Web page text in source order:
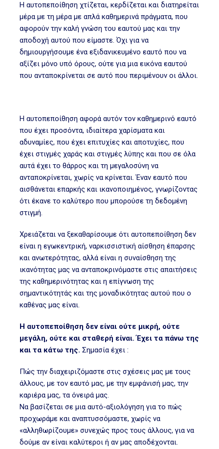
Η αυτοπεποίθηση χτίζεται, κερδίζεται και διατηρείται
μέρα με τη μέρα με απλά καθημερινά πράγματα, που
αφορούν την καλή γνώση του εαυτού μας και την
αποδοχή αυτού που είμαστε. Όχι για να
δημιουργήσουμε ένα εξιδανικευμένο εαυτό που να
αξίζει μόνο υπό όρους, ούτε για μια εικόνα εαυτού
που ανταποκρίνεται σε αυτό που περιμένουν οι άλλοι.
Η αυτοπεποίθηση αφορά αυτόν τον καθημερινό εαυτό
που έχει προσόντα, ιδιαίτερα χαρίσματα και
αδυναμίες, που έχει επιτυχίες και αποτυχίες, που
έχει στιγμές χαράς και στιγμές λύπης και που σε όλα
αυτά έχει το θάρρος και τη μεγαλοσύνη να
ανταποκρίνεται, χωρίς να κρίνεται. Έναν εαυτό που
αισθάνεται επαρκής και ικανοποιημένος, γνωρίζοντας
ότι έκανε το καλύτερο που μπορούσε τη δεδομένη
στιγμή.
Χρειάζεται να ξεκαθαρίσουμε ότι αυτοπεποίθηση δεν
είναι η εγωκεντρική, ναρκισσιστική αίσθηση έπαρσης
και ανωτερότητας, αλλά είναι η συναίσθηση της
ικανότητας μας να ανταποκρινόμαστε στις απαιτήσεις
της καθημερινότητας και η επίγνωση της
σημαντικότητάς και της μοναδικότητας αυτού που ο
καθένας μας είναι.
Η αυτοπεποίθηση δεν είναι ούτε μικρή, ούτε
μεγάλη, ούτε και σταθερή είναι. Έχει τα πάνω της
και τα κάτω της. Σημασία έχει :
Πώς την διαχειριζόμαστε στις σχέσεις μας με τους
άλλους, με τον εαυτό μας, με την εμφάνισή μας, την
καριέρα μας, τα όνειρά μας.
Να βασίζεται σε μια αυτό-αξιολόγηση για το πώς
προχωράμε και αναπτυσσόμαστε, χωρίς να
«αλληθωρίζουμε» συνεχώς προς τους άλλους, για να
δούμε αν είναι καλύτεροι ή αν μας αποδέχονται.